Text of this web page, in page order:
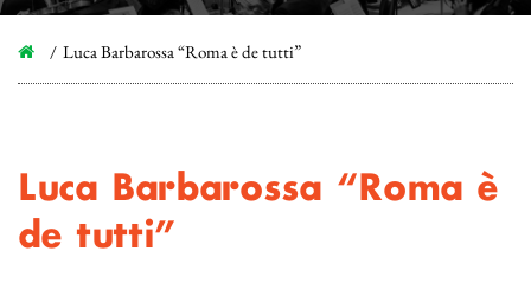
Luca Barbarossa “Roma è de tutti”
Luca Barbarossa “Roma è
de tutti”